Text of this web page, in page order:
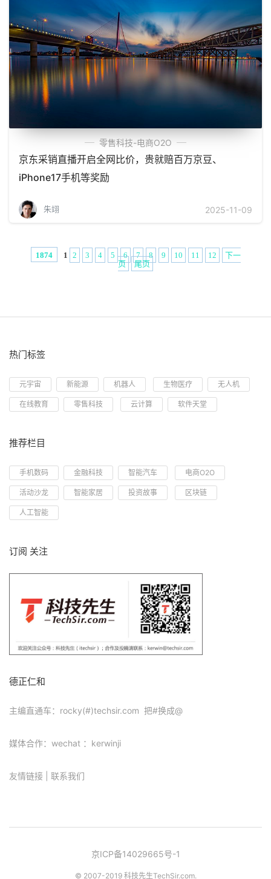
零售科技-电商O2O
京东采销直播开启全网比价，贵就赔百万京豆、
iPhone17手机等奖励
朱翊 2025-11-09
1874 1 2 3 4 5 6 7 8 9 10 11 12
下一
页
尾页
热门标签
元宇宙 新能源 机器人 生物医疗 无人机
在线教育 零售科技 云计算 软件天堂
推荐栏目
手机数码 金融科技 智能汽车 电商O2O
活动沙龙 智能家居 投资故事 区块链
人工智能
订阅 关注
德正仁和
主编直通车：rocky(#)techsir.com 把#换成@
媒体合作：wechat ：kerwinji
友情链接 联系我们
京ICP备14029665号-1
© 2007-2019 科技先生TechSir.com.